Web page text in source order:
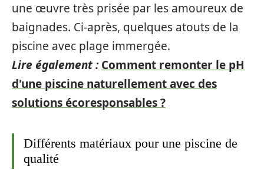
une œuvre très prisée par les amoureux de
baignades. Ci-après, quelques atouts de la
piscine avec plage immergée.
Lire également : Comment remonter le pH
d'une piscine naturellement avec des
solutions écoresponsables ?
Différents matériaux pour une piscine de
qualité